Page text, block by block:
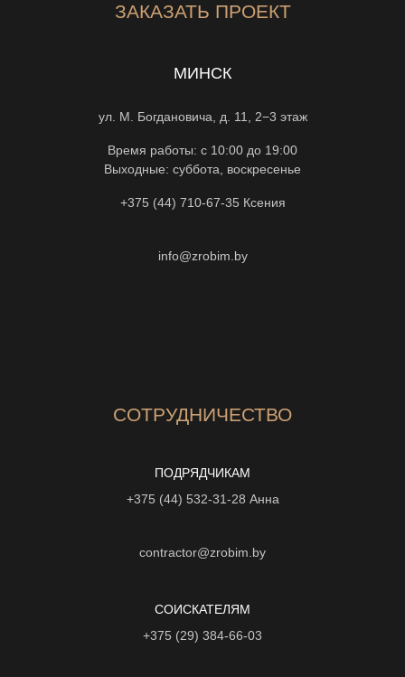
ЗАКАЗАТЬ ПРОЕКТ
МИНСК
ул. М. Богдановича, д. 11, 2−3 этаж
Время работы: с 10:00 до 19:00
Выходные: суббота, воскресенье
+375 (44) 710-67-35 Ксения
info@zrobim.by
СОТРУДНИЧЕСТВО
ПОДРЯДЧИКАМ
+375 (44) 532-31-28 Анна
contractor@zrobim.by
СОИСКАТЕЛЯМ
+375 (29) 384-66-03